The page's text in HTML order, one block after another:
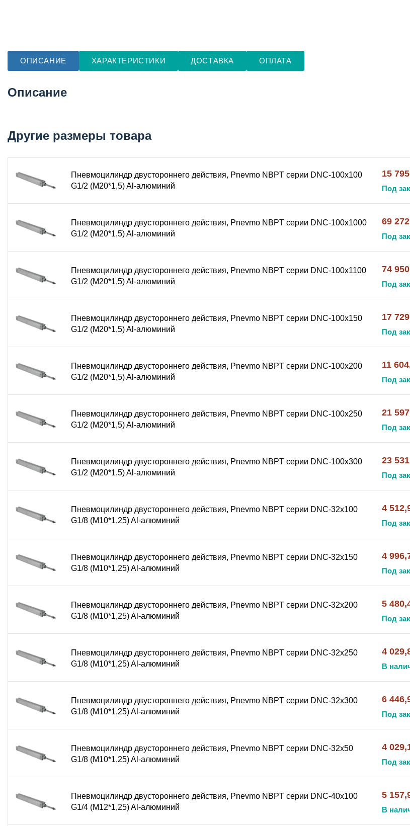
ОПИСАНИЕ ХАРАКТЕРИСТИКИ ДОСТАВКА ОПЛАТА
Описание
Другие размеры товара
Пневмоцилиндр двустороннего действия, Pnevmo NBPT серии DNC-100x100
G1/2 (М20*1,5) Al-алюминий
15
Под
Пневмоцилиндр двустороннего действия, Pnevmo NBPT серии DNC-100x1000
G1/2 (М20*1,5) Al-алюминий
69
Под
Пневмоцилиндр двустороннего действия, Pnevmo NBPT серии DNC-100x1100
G1/2 (М20*1,5) Al-алюминий
74
Под
Пневмоцилиндр двустороннего действия, Pnevmo NBPT серии DNC-100x150
G1/2 (М20*1,5) Al-алюминий
17
Под
Пневмоцилиндр двустороннего действия, Pnevmo NBPT серии DNC-100x200
G1/2 (М20*1,5) Al-алюминий
11
Под
Пневмоцилиндр двустороннего действия, Pnevmo NBPT серии DNC-100x250
G1/2 (М20*1,5) Al-алюминий
21
Под
Пневмоцилиндр двустороннего действия, Pnevmo NBPT серии DNC-100x300
G1/2 (М20*1,5) Al-алюминий
23
Под
Пневмоцилиндр двустороннего действия, Pnevmo NBPT серии DNC-32x100
G1/8 (М10*1,25) Al-алюминий
4
Под
Пневмоцилиндр двустороннего действия, Pnevmo NBPT серии DNC-32x150
G1/8 (М10*1,25) Al-алюминий
4
Под
Пневмоцилиндр двустороннего действия, Pnevmo NBPT серии DNC-32x200
G1/8 (М10*1,25) Al-алюминий
5
Под
Пневмоцилиндр двустороннего действия, Pnevmo NBPT серии DNC-32x250
G1/8 (М10*1,25) Al-алюминий
4
В
Пневмоцилиндр двустороннего действия, Pnevmo NBPT серии DNC-32x300
G1/8 (М10*1,25) Al-алюминий
6
Под
Пневмоцилиндр двустороннего действия, Pnevmo NBPT серии DNC-32x50
G1/8 (М10*1,25) Al-алюминий
4
Под
Пневмоцилиндр двустороннего действия, Pnevmo NBPT серии DNC-40x100
G1/4 (М12*1,25) Al-алюминий
5
В